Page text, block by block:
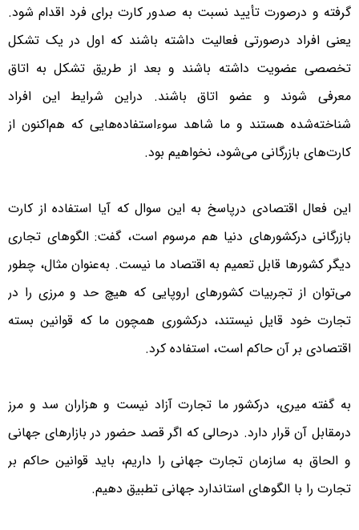
گرفته و درصورت تأیید نسبت به صدور کارت برای فرد اقدام شود.
یعنی افراد درصورتی فعالیت داشته باشند که اول در یک تشکل
تخصصی عضویت داشته باشند و بعد از طریق تشکل به اتاق
معرفی شوند و عضو اتاق باشند. دراین شرایط این افراد
شناخته‌شده هستند و ما شاهد سوء‌استفاده‌هایی که هم‌اکنون از
کارت‌های بازرگانی می‌شود، نخواهیم بود.
این فعال اقتصادی درپاسخ به این سوال که آیا استفاده از کارت
بازرگانی درکشور‌های دنیا هم مرسوم است، گفت: الگوهای تجاری
دیگر کشورها قابل تعمیم به اقتصاد ما نیست. به‌عنوان مثال، چطور
می‌توان از تجربیات کشورهای اروپایی که هیچ حد و مرزی را در
تجارت خود قایل نیستند، درکشوری همچون ما که قوانین بسته
اقتصادی بر آن حاکم است، استفاده کرد.
به گفته میری، درکشور ما تجارت آزاد نیست و هزاران سد و مرز
درمقابل آن قرار دارد. درحالی ‌که اگر قصد حضور در بازارهای جهانی
و الحاق به سازمان تجارت جهانی را داریم، باید قوانین حاکم بر
تجارت را با الگوهای استاندارد جهانی تطبیق دهیم.